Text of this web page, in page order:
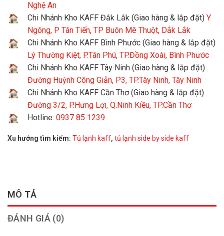
Nghệ An
Chi Nhánh Kho KAFF Đắk Lắk (Giao hàng & lắp đặt) Y
Ngông, P Tân Tiến, TP Buôn Mê Thuột, Dắk Lắk
Chi Nhánh Kho KAFF Bình Phước (Giao hàng & lắp đặt)
Lý Thường Kiệt, P.Tân Phú, TP.Đồng Xoài, Bình Phước
Chi Nhánh Kho KAFF Tây Ninh (Giao hàng & lắp đặt)
Đường Huỳnh Công Giản, P3, TP.Tây Ninh, Tây Ninh
Chi Nhánh Kho KAFF Cần Thơ (Giao hàng & lắp đặt)
Đường 3/2, P.Hưng Lợi, Q.Ninh Kiều, TP.Cần Thơ
Hotline: 0937 85 1239
Xu hướng tìm kiếm: Tủ lạnh kaff, tủ lạnh side by side kaff
MÔ TẢ
ĐÁNH GIÁ (0)